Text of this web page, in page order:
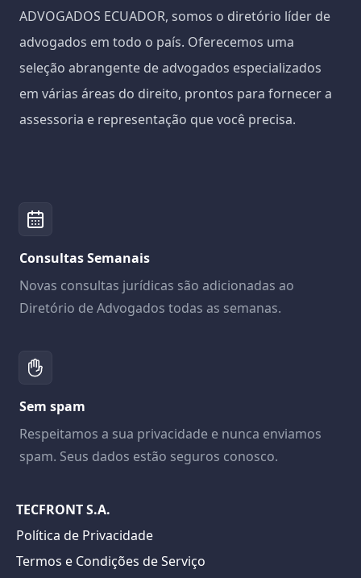
ADVOGADOS ECUADOR, somos o diretório líder de
advogados em todo o país. Oferecemos uma
seleção abrangente de advogados especializados
em várias áreas do direito, prontos para fornecer a
assessoria e representação que você precisa.
Consultas Semanais
Novas consultas jurídicas são adicionadas ao
Diretório de Advogados todas as semanas.
Sem spam
Respeitamos a sua privacidade e nunca enviamos
spam. Seus dados estão seguros conosco.
TECFRONT S.A.
Política de Privacidade
Termos e Condições de Serviço